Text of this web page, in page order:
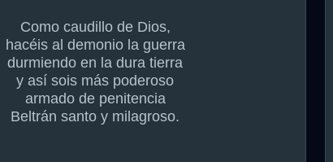
Como caudillo de Dios,
hacéis al demonio la guerra
durmiendo en la dura tierra
y así sois más poderoso
armado de penitencia
Beltrán santo y milagroso.